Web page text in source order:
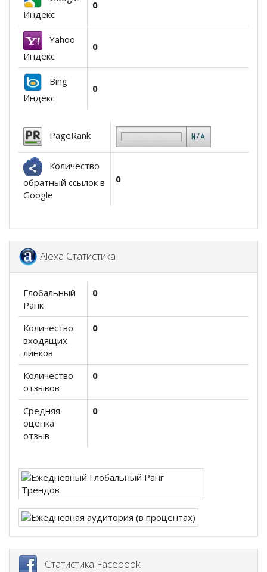
Индекс
0
Yahoo
Индекс
0
Bing
Индекс
0
PageRank
Количество
обратный ссылок в
Google
0
Alexa Статистика
Глобальный
Ранк
0
Количество
входящих
линков
0
Количество
отзывов
0
Средняя
оценка
отзыв
0
Статистика Facebook